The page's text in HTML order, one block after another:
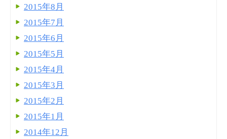
2015年8月
2015年7月
2015年6月
2015年5月
2015年4月
2015年3月
2015年2月
2015年1月
2014年12月